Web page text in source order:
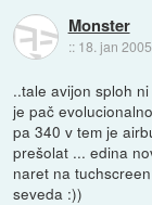
Monster
:: 18. jan
..tale avijon sploh
je pač
pa 340 v tem je
prešolat ... edina
naret na
seveda :))